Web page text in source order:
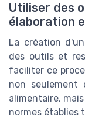
Utiliser des
élaboration
La création
des outils et
faciliter ce
non
alimentaire,
normes établies